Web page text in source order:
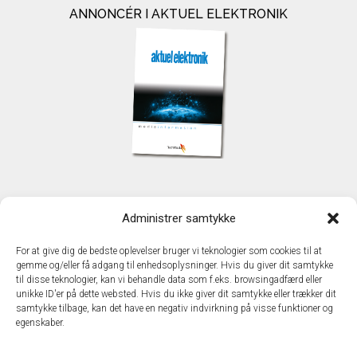
Administrer samtykke
For at give dig de bedste oplevelser bruger vi teknologier som cookies til at
gemme og/eller få adgang til enhedsoplysninger. Hvis du giver dit samtykke
til disse teknologier, kan vi behandle data som f.eks. browsingadfærd eller
unikke ID'er på dette websted. Hvis du ikke giver dit samtykke eller trækker dit
samtykke tilbage, kan det have en negativ indvirkning på visse funktioner og
egenskaber.
ANNONCÉR I AKTUEL ELEKTRONIK
TechMedia A/S
DK - 2600 Glostrup
www.techmedia.dk
Telefon: +45 43 24 26 28
E-mail:info@techmedia.dk